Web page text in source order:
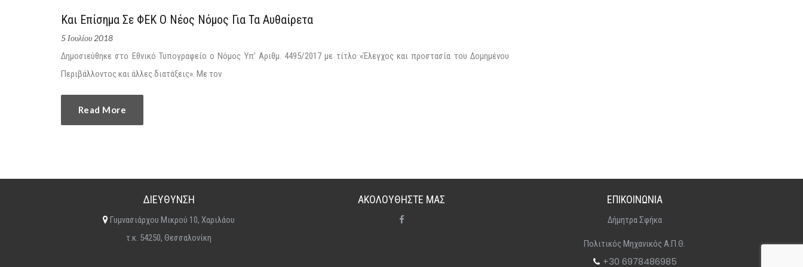
Και Επίσημα Σε ΦΕΚ Ο Νέος Νόμος Για Τα Αυθαίρετα
5 Ιουλίου 2018
Δημοσιεύθηκε στο Εθνικό Τυπογραφείο ο Νόμος Υπ’ Αριθμ. 4495/2017 με τίτλο «Έλεγχος και προστασία του Δομημένου
Περιβάλλοντος και άλλες διατάξεις». Με τον
Read More
ΔΙΕΥΘΥΝΣΗ
Γυμνασιάρχου Μικρού 10, Χαριλάου
τ.κ. 54250, Θεσσαλονίκη
ΑΚΟΛΟΥΘΗΣΤΕ ΜΑΣ ΕΠΙΚΟΙΝΩΝΙΑ
Δήμητρα Σφήκα
Πολιτικός Μηχανικός Α.Π.Θ.
+30 6978486985